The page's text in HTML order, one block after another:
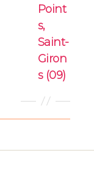
Point
s,
Saint-
Giron
s (09)